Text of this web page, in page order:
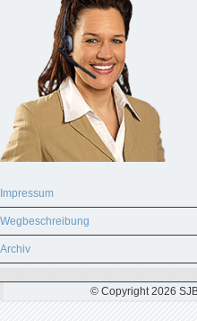
Impressum
Wegbeschreibung
Archiv
© Copyright 2026